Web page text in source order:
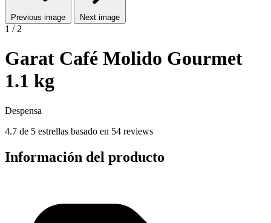
Previous image Next image
1 / 2
Garat Café Molido Gourmet
1.1 kg
Despensa
4.7 de 5 estrellas basado en 54 reviews
Información del producto